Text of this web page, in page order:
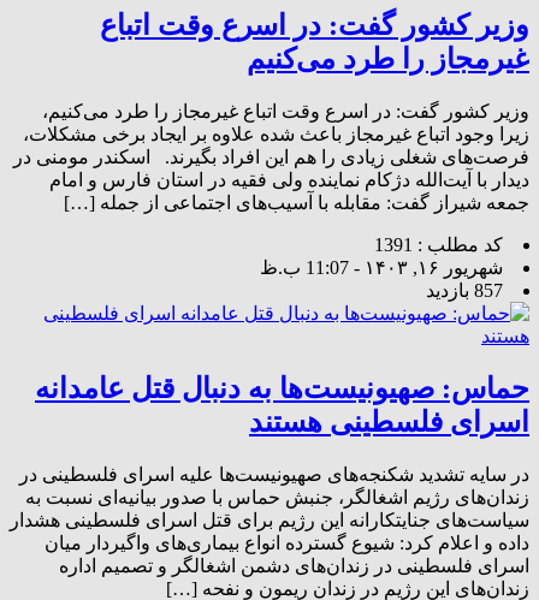
وزیر کشور گفت: در اسرع وقت اتباع
غیرمجاز را طرد می‌کنیم
وزیر کشور گفت: در اسرع وقت اتباع غیرمجاز را طرد می‌کنیم،
زیرا وجود اتباع غیرمجاز باعث شده علاوه بر ایجاد برخی مشکلات،
فرصت‌های شغلی زیادی را هم این افراد بگیرند. اسکندر مومنی در
دیدار با آیت‌الله دژکام نماینده ولی فقیه در استان فارس و امام
جمعه شیراز گفت: مقابله با آسیب‌های اجتماعی از جمله […]
کد مطلب : 1391
شهریور ۱۶, ۱۴۰۳ - 11:07 ب.ظ
857 بازدید
حماس: صهیونیست‌ها به دنبال قتل عامدانه
اسرای فلسطینی هستند
در سایه تشدید شکنجه‌های صهیونیست‌ها علیه اسرای فلسطینی در
زندان‌های رژیم اشغالگر، جنبش حماس با صدور بیانیه‌ای نسبت به
سیاست‌های جنایتکارانه این رژیم برای قتل اسرای فلسطینی هشدار
داده و اعلام کرد: شیوع گسترده انواع بیماری‌های واگیردار میان
اسرای فلسطینی در زندان‌های دشمن اشغالگر و تصمیم اداره
زندان‌های این رژیم در زندان ریمون و نفحه […]